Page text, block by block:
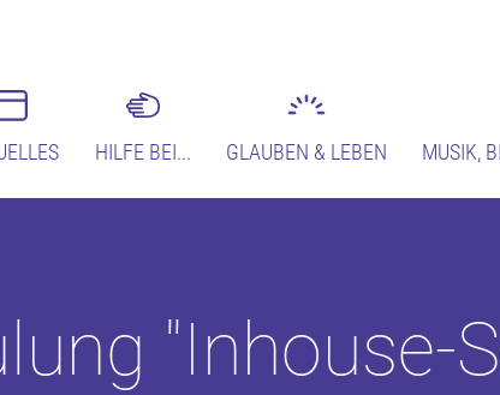
HILFE BEI... GLAUBEN & LEBEN MUSIK,
"Inhouse-